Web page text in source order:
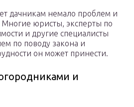
дачникам немало проблем и
юристы, эксперты по
и другие специалисты
по поводу закона и
он может принести.
и